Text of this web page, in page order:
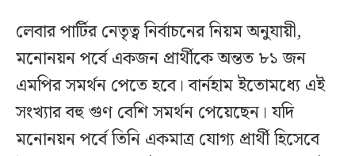
লেবার পার্টির নেতৃত্ব নির্বাচনের নিয়ম অনুযায়ী,
মনোনয়ন পর্বে একজন প্রার্থীকে অন্তত ৮১ জন
এমপির সমর্থন পেতে হবে। বার্নহাম ইতোমধ্যে এই
সংখ্যার বহু গুণ বেশি সমর্থন পেয়েছেন। যদি
মনোনয়ন পর্বে তিনি একমাত্র যোগ্য প্রার্থী হিসেবে